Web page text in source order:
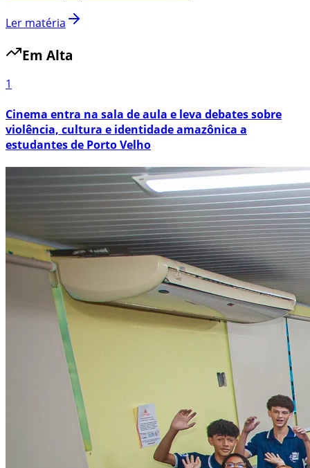
Ler matéria
Em Alta
1
Cinema entra na sala de aula e leva debates sobre
violência, cultura e identidade amazônica a
estudantes de Porto Velho